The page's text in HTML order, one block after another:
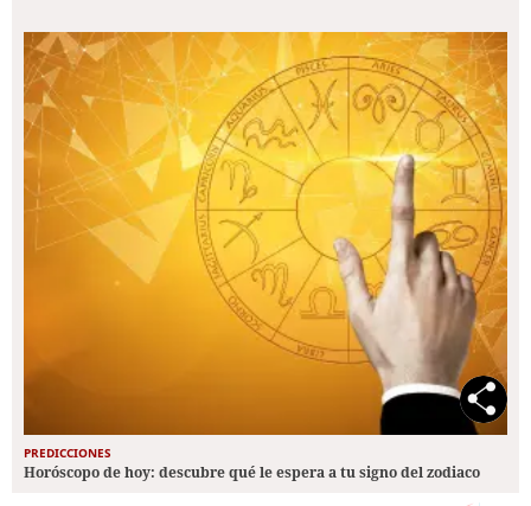
PREDICCIONES
Horóscopo de hoy: descubre qué le espera a tu signo del zodiaco